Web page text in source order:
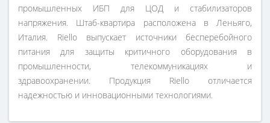
промышленных ИБП для ЦОД и стабилизаторов
напряжения. Штаб-квартира расположена в Леньяго,
Италия. Riello выпускает источники бесперебойного
питания для защиты критичного оборудования в
промышленности, телекоммуникациях и
здравоохранении. Продукция Riello отличается
надежностью и инновационными технологиями.